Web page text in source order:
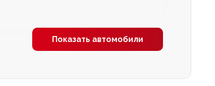
Показать автомобили